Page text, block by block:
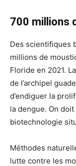
700 millions
Des scientifiques
millions de
Floride en 2021.
de l’archipel
d’endiguer la
la dengue. On
biotechnologie
Méthodes
lutte contre les